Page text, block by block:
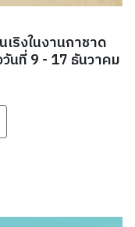
ริงในงานกาชาด
นที่ 9 - 17 ธันวาคม